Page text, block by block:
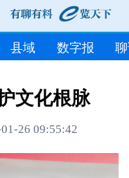
县域 数字报
文化根脉
26 09:55:42